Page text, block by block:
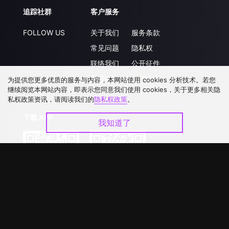
追踪社群
FOLLOW US
客户服务
关于我们
常见问题
联络我们
升级VIP
服务条款
隐私权
公开征件
合作洽談
为提供您更多优质的服务与内容，本网站使用 cookies 分析技术。若您
继续阅览本网站内容，即表示您同意我们使用 cookies，关于更多相关隐
私权政策资讯，请阅读我们的隐私权政策。
我知道了